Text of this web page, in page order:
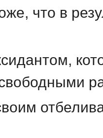
что в